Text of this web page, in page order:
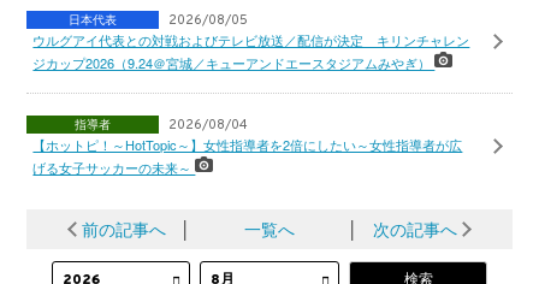
日本代表 2026/08/05
ウルグアイ代表との対戦およびテレビ放送／配信が決定 キリンチャレン
ジカップ2026（9.24＠宮城／キューアンドエースタジアムみやぎ）
指導者 2026/08/04
【ホットピ！～HotTopic～】女性指導者を2倍にしたい～女性指導者が広
げる女子サッカーの未来～
前の記事へ │ 一覧へ │ 次の記事へ